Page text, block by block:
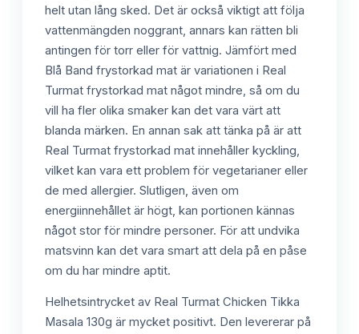
helt utan lång sked. Det är också viktigt att följa
vattenmängden noggrant, annars kan rätten bli
antingen för torr eller för vattnig. Jämfört med
Blå Band frystorkad mat är variationen i Real
Turmat frystorkad mat något mindre, så om du
vill ha fler olika smaker kan det vara värt att
blanda märken. En annan sak att tänka på är att
Real Turmat frystorkad mat innehåller kyckling,
vilket kan vara ett problem för vegetarianer eller
de med allergier. Slutligen, även om
energiinnehållet är högt, kan portionen kännas
något stor för mindre personer. För att undvika
matsvinn kan det vara smart att dela på en påse
om du har mindre aptit.
Helhetsintrycket av Real Turmat Chicken Tikka
Masala 130g är mycket positivt. Den levererar på